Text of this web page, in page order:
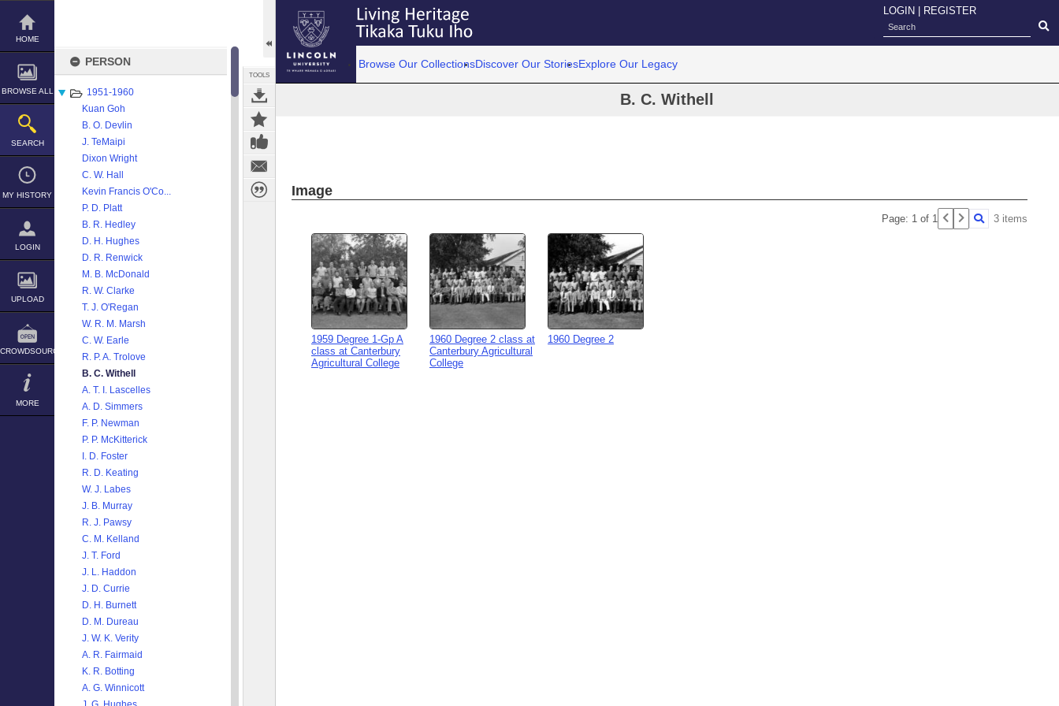
Skip
content
HOME
BROWSE ALL
SEARCH
MY HISTORY
LOGIN
UPLOAD
CROWDSOURCE
MORE
PERSON
1951-1960
Kuan Goh
B. O. Devlin
J. TeMaipi
Dixon Wright
C. W. Hall
Kevin Francis O'Co...
P. D. Platt
B. R. Hedley
D. H. Hughes
D. R. Renwick
M. B. McDonald
R. W. Clarke
T. J. O'Regan
W. R. M. Marsh
C. W. Earle
R. P. A. Trolove
B. C. Withell
A. T. I. Lascelles
A. D. Simmers
F. P. Newman
P. P. McKitterick
I. D. Foster
R. D. Keating
W. J. Labes
J. B. Murray
R. J. Pawsy
C. M. Kelland
J. T. Ford
J. L. Haddon
J. D. Currie
D. H. Burnett
D. M. Dureau
J. W. K. Verity
A. R. Fairmaid
K. R. Botting
A. G. Winnicott
TOOLS
LOGIN REGISTER
Browse Our CollectionsDiscover Our StoriesExplore Our Legacy
B. C. Withell
Image
Page: 1 of 1 3 items
1959 Degree 1-Gp A
class at Canterbury
Agricultural College
1960 Degree 2 class at
Canterbury Agricultural
College
1960 Degree 2